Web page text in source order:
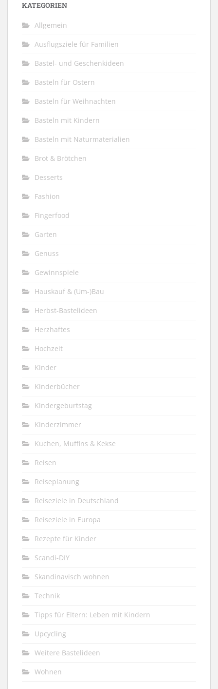
KATEGORIEN
Allgemein
Ausflugsziele für Familien
Bastel- und Geschenkideen
Basteln für Ostern
Basteln für Weihnachten
Basteln mit Kindern
Basteln mit Naturmaterialien
Brot & Brötchen
Desserts
Fashion
Fingerfood
Garten
Genuss
Gewinnspiele
Hauskauf & (Um-)Bau
Herbst-Bastelideen
Herzhaftes
Hochzeit
Kinder
Kinderbücher
Kindergeburtstag
Kinderzimmer
Kuchen, Muffins & Kekse
Reisen
Reiseplanung
Reiseziele in Deutschland
Reiseziele in Europa
Rezepte für Kinder
Scandi-DIY
Skandinavisch wohnen
Technik
Tipps für Eltern: Leben mit Kindern
Upcycling
Weitere Bastelideen
Wohnen